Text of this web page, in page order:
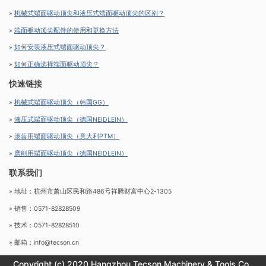
» 机械式端面驱动顶尖和液压式端面驱动顶尖的区别？
» 端面驱动顶尖配件的使用和更换方法
» 如何安装液压式端面驱动顶尖？
» 如何正确选择端面驱动顶尖？
快速链接
» 机械式端面驱动顶尖（韩国GG）
» 液压式端面驱动顶尖（德国NEIDLEIN）
» 滚齿用端面驱动顶尖（意大利PTM）
» 磨削用端面驱动顶尖（德国NEIDLEIN）
联系我们
» 地址：杭州市萧山区民和路486号祥腾财富中心2-1305
» 销售：0571-82828509
» 技术：0571-82828510
» 邮箱：info@tecson.cn
Copyright (c) 2020 Hangzhou Tecson Machinery & Tools Co.,